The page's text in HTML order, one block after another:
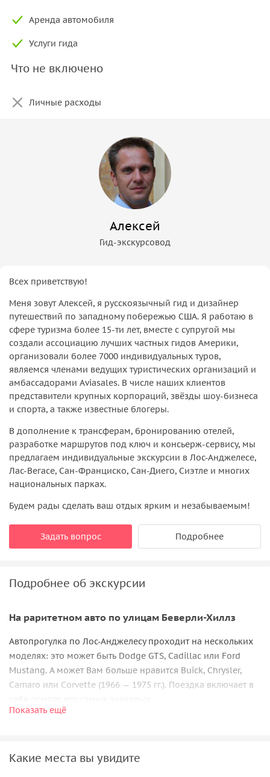
Аренда автомобиля
Услуги гида
Что не включено
Личные расходы
Алексей
Гид-экскурсовод
Всех приветствую!
Меня зовут Алексей, я русскоязычный гид и дизайнер
путешествий по западному побережью США. Я работаю в
сфере туризма более 15-ти лет, вместе с супругой мы
создали ассоциацию лучших частных гидов Америки,
организовали более 7000 индивидуальных туров,
являемся членами ведущих туристических организаций и
амбассадорами Aviasales. В числе наших клиентов
представители крупных корпораций, звёзды шоу-бизнеса
и спорта, а также известные блогеры.
В дополнение к трансферам, бронированию отелей,
разработке маршрутов под ключ и консьерж-сервису, мы
предлагаем индивидуальные экскурсии в Лос-Анджелесе,
Лас-Вегасе, Сан-Франциско, Сан-Диего, Сиэтле и многих
национальных парках.
Будем рады сделать ваш отдых ярким и незабываемым!
Задать вопрос Подробнее
Подробнее об экскурсии
На раритетном авто по улицам Беверли-Хиллз
Автопрогулка по Лос-Анджелесу проходит на нескольких
моделях: это может быть Dodge GTS, Cadillac или Ford
Mustang. А может Вам больше нравится Buick, Chrysler,
Camaro или Corvette (1966 — 1975 гг.). Поездка включает в
достопримечательностей. И начнем мы, конечно же, с
людей, фешенебельные рестораны, популярный отель
Показать ещё
Какие места вы увидите